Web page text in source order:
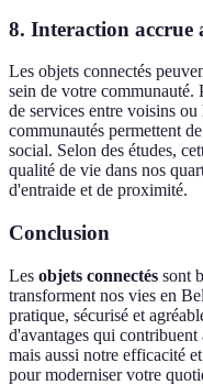
8. Interaction accrue
Les objets connectés
sein de votre communauté.
de services entre voisins
communautés permettent
social. Selon des études,
qualité de vie dans nos
d'entraide et de proximité.
Conclusion
Les objets connectés sont
transforment nos vies en
pratique, sécurisé et
d'avantages qui
mais aussi notre efficacité
pour moderniser votre